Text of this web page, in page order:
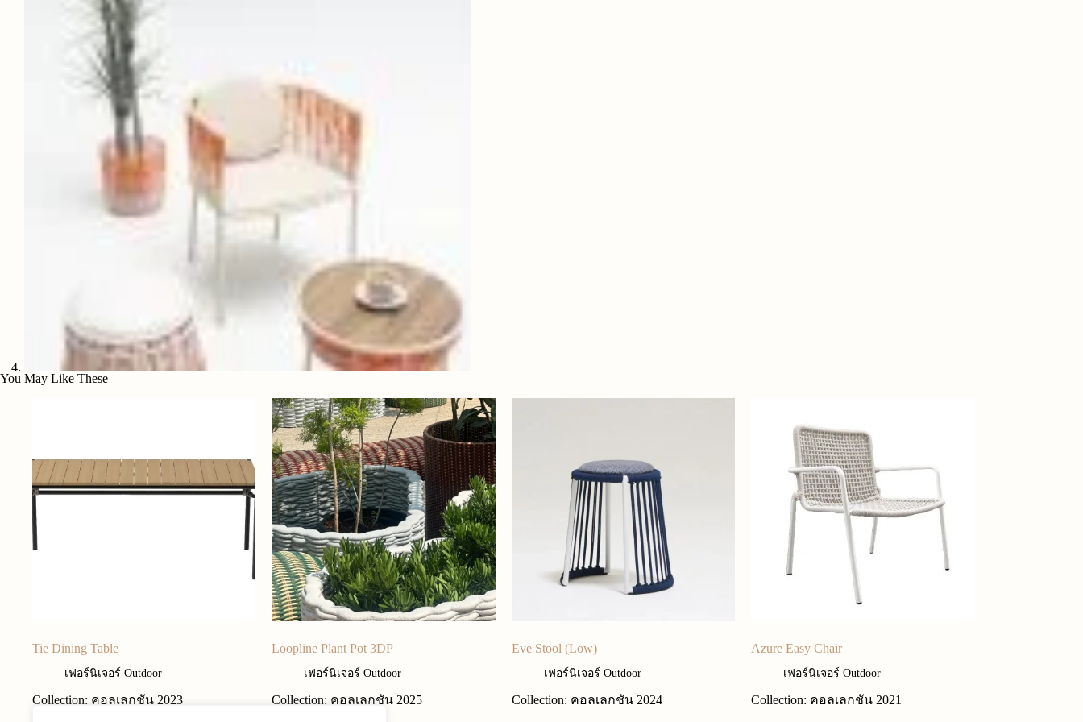
You May Like These
Tie Dining Table
เฟอร์นิเจอร์ Outdoor
Collection: คอลเลกชัน 2023
Loopline Plant Pot 3DP
เฟอร์นิเจอร์ Outdoor
Collection: คอลเลกชัน 2025
Eve Stool (Low)
เฟอร์นิเจอร์ Outdoor
Collection: คอลเลกชัน 2024
Azure Easy Chair
เฟอร์นิเจอร์ Outdoor
Collection: คอลเลกชัน 2021